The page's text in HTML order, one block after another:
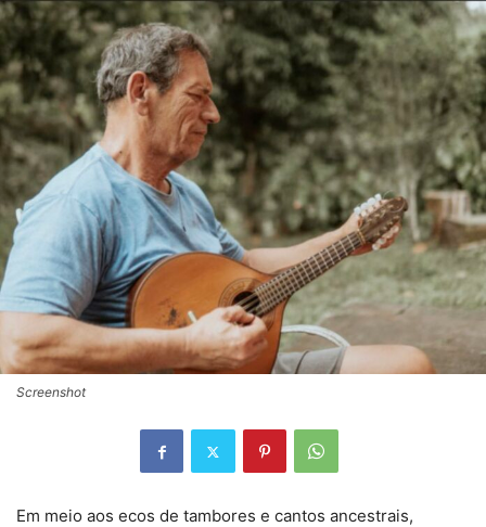
Screenshot
Em meio aos ecos de tambores e cantos ancestrais,